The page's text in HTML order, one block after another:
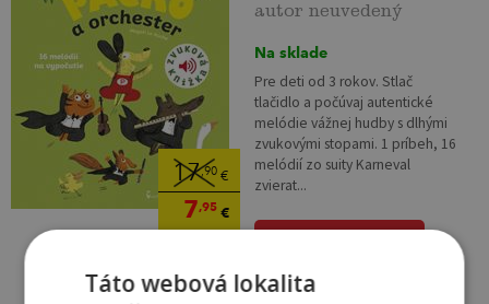
17,90€
7,95€
autor neuvedený
Na sklade
Pre deti od 3 rokov. Stlač
tlačidlo a počúvaj autentické
melódie vážnej hudby s dlhými
zvukovými stopami. 1 príbeh, 16
melódií zo suity Karneval
zvierat...
Táto webová lokalita